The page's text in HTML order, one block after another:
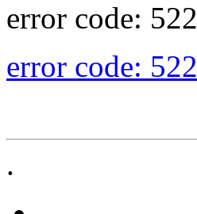
error code: 522
error code: 522
.